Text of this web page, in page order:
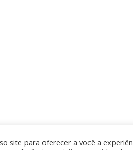
site para oferecer a você a